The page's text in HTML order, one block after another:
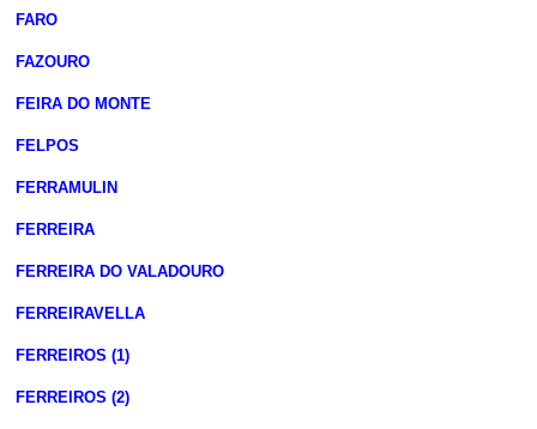
FARO
FAZOURO
FEIRA DO MONTE
FELPOS
FERRAMULIN
FERREIRA
FERREIRA DO VALADOURO
FERREIRAVELLA
FERREIROS (1)
FERREIROS (2)